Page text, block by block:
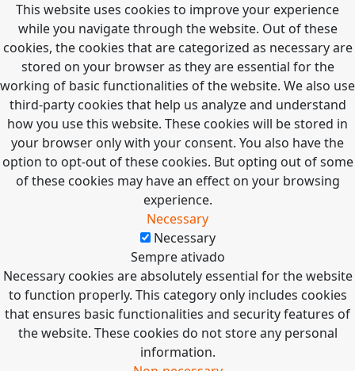
This website uses cookies to improve your experience
while you navigate through the website. Out of these
cookies, the cookies that are categorized as necessary are
stored on your browser as they are essential for the
working of basic functionalities of the website. We also use
third-party cookies that help us analyze and understand
how you use this website. These cookies will be stored in
your browser only with your consent. You also have the
option to opt-out of these cookies. But opting out of some
of these cookies may have an effect on your browsing
experience.
Necessary
Necessary
Sempre ativado
Necessary cookies are absolutely essential for the website
to function properly. This category only includes cookies
that ensures basic functionalities and security features of
the website. These cookies do not store any personal
information.